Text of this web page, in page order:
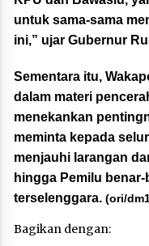
untuk sama-sama
ini,” ujar Gubernur
Sementara itu,
dalam materi
menekankan
meminta kepada
menjauhi larangan
hingga Pemilu
terselenggara. (ori/
Bagikan dengan: